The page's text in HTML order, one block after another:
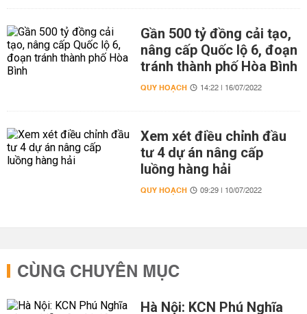
Gần 500 tỷ đồng cải tạo,
nâng cấp Quốc lộ 6, đoạn
tránh thành phố Hòa Bình
QUY HOẠCH 14:22 | 16/07/2022
Xem xét điều chỉnh đầu
tư 4 dự án nâng cấp
luồng hàng hải
QUY HOẠCH 09:29 | 10/07/2022
CÙNG CHUYÊN MỤC
Hà Nội: KCN Phú Nghĩa